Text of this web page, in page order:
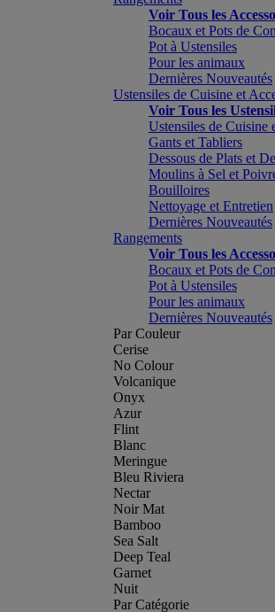
Voir Tous les
Bocaux et Pots de
Pot à Ustensiles
Pour les animaux
Dernières Nouveautés
Ustensiles de Cuisine et
Voir Tous les
Ustensiles de Cuisine
Gants et Tabliers
Dessous de Plats et
Moulins à Sel et
Bouilloires
Nettoyage et Entretien
Dernières Nouveautés
Rangements
Voir Tous les
Bocaux et Pots de
Pot à Ustensiles
Pour les animaux
Dernières Nouveautés
Par Couleur
Cerise
No Colour
Volcanique
Onyx
Azur
Flint
Blanc
Meringue
Bleu Riviera
Nectar
Noir Mat
Bamboo
Sea Salt
Deep Teal
Garnet
Nuit
Par Catégorie